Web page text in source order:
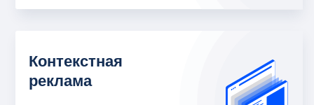
Контекстная
реклама